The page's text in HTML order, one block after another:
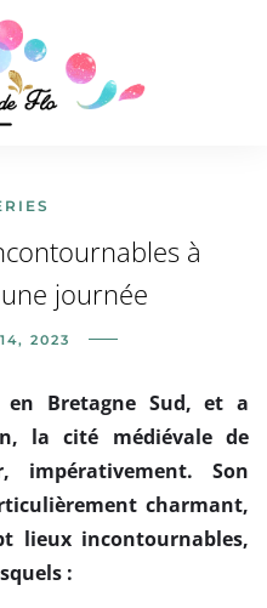
à
journée
2023
en Bretagne Sud, et a
la cité médiévale de
impérativement. Son
charmant,
lieux incontournables,
: